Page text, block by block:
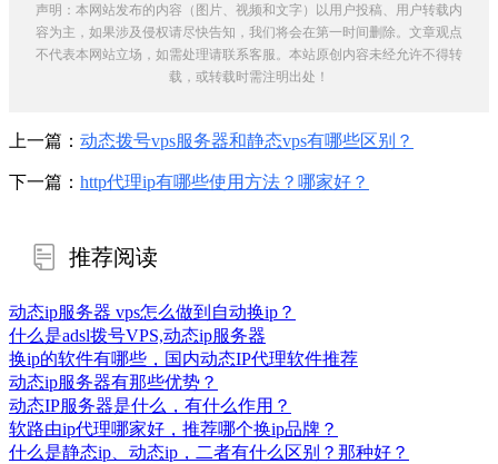
声明：本网站发布的内容（图片、视频和文字）以用户投稿、用户转载内
容为主，如果涉及侵权请尽快告知，我们将会在第一时间删除。文章观点
不代表本网站立场，如需处理请联系客服。本站原创内容未经允许不得转
载，或转载时需注明出处！
上一篇： 动态拨号vps服务器和静态vps有哪些区别？
下一篇： http代理ip有哪些使用方法？哪家好？
推荐阅读
动态ip服务器 vps怎么做到自动换ip？
什么是adsl拨号VPS,动态ip服务器
换ip的软件有哪些，国内动态IP代理软件推荐
动态ip服务器有那些优势？
动态IP服务器是什么，有什么作用？
软路由ip代理哪家好，推荐哪个换ip品牌？
什么是静态ip、动态ip，二者有什么区别？那种好？